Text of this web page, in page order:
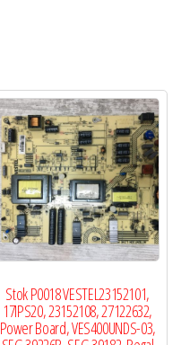
Stok P0018 VESTEL23152101,
17IPS20, 23152108, 27122632,
Power Board, VES400UNDS-03,